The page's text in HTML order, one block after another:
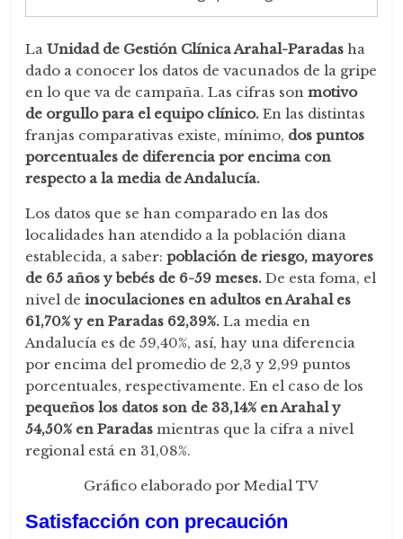
La Unidad de Gestión Clínica Arahal-Paradas ha
dado a conocer los datos de vacunados de la gripe
en lo que va de campaña. Las cifras sonmotivo
de orgullo para el equipo clínico. En las distintas
franjas comparativas existe, mínimo, dos puntos
porcentuales de diferencia por encima con
respecto a la media de Andalucía.
Los datos que se han comparado en las dos
localidades han atendido a la población diana
establecida, a saber: población de riesgo, mayores
de 65 años y bebés de 6-59 meses. De esta foma, el
nivel de inoculaciones en adultos en Arahal es
61,70% y en Paradas 62,39%. La media en
Andalucía es de 59,40%, así, hay una diferencia
por encima del promedio de 2,3 y 2,99 puntos
porcentuales, respectivamente. En el caso de los
pequeños los datos son de 33,14% en Arahal y
54,50% en Paradas mientras que la cifra a nivel
regional está en 31,08%.
Gráfico elaborado por Medial TV
Satisfacción con precaución